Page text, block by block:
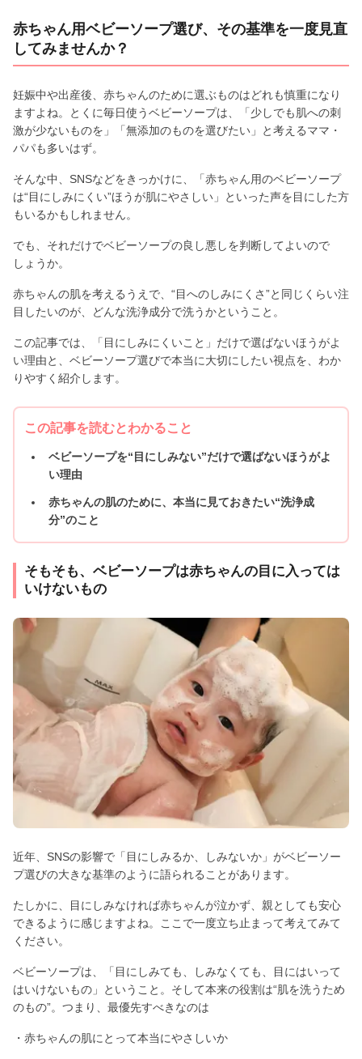
赤ちゃん用ベビーソープ選び、その基準を一度見直
してみませんか？
妊娠中や出産後、赤ちゃんのために選ぶものはどれも慎重になり
ますよね。とくに毎日使うベビーソープは、「少しでも肌への刺
激が少ないものを」「無添加のものを選びたい」と考えるママ・
パパも多いはず。
そんな中、SNSなどをきっかけに、「赤ちゃん用のベビーソープ
は“目にしみにくい”ほうが肌にやさしい」といった声を目にした方
もいるかもしれません。
でも、それだけでベビーソープの良し悪しを判断してよいので
しょうか。
赤ちゃんの肌を考えるうえで、“目へのしみにくさ”と同じくらい注
目したいのが、どんな洗浄成分で洗うかということ。
この記事では、「目にしみにくいこと」だけで選ばないほうがよ
い理由と、ベビーソープ選びで本当に大切にしたい視点を、わか
りやすく紹介します。
この記事を読むとわかること
ベビーソープを“目にしみない”だけで選ばないほうがよ
い理由
赤ちゃんの肌のために、本当に見ておきたい“洗浄成
分”のこと
そもそも、ベビーソープは赤ちゃんの目に入っては
いけないもの
近年、SNSの影響で「目にしみるか、しみないか」がベビーソー
プ選びの大きな基準のように語られることがあります。
たしかに、目にしみなければ赤ちゃんが泣かず、親としても安心
できるように感じますよね。ここで一度立ち止まって考えてみて
ください。
ベビーソープは、「目にしみても、しみなくても、目にはいって
はいけないもの」ということ。そして本来の役割は“肌を洗うため
のもの”。つまり、最優先すべきなのは
・赤ちゃんの肌にとって本当にやさしいか